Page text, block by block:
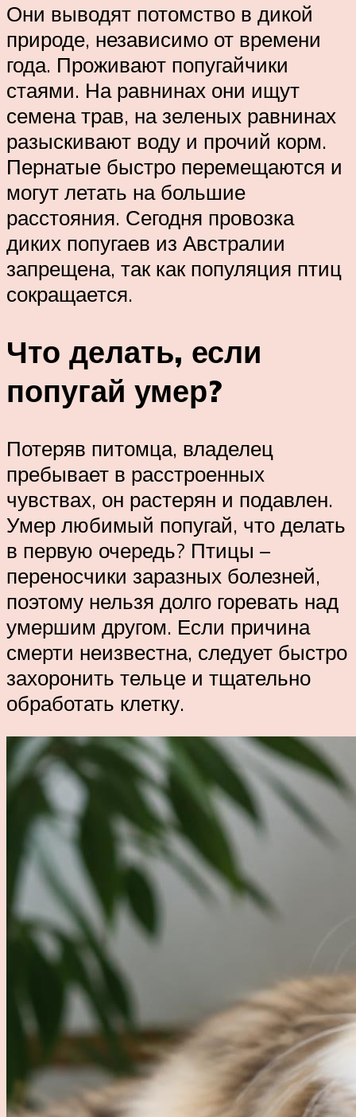
Они выводят потомство в дикой
природе, независимо от времени
года. Проживают попугайчики
стаями. На равнинах они ищут
семена трав, на зеленых равнинах
разыскивают воду и прочий корм.
Пернатые быстро перемещаются и
могут летать на большие
расстояния. Сегодня провозка
диких попугаев из Австралии
запрещена, так как популяция птиц
сокращается.
Что делать, если
попугай умер?
Потеряв питомца, владелец
пребывает в расстроенных
чувствах, он растерян и подавлен.
Умер любимый попугай, что делать
в первую очередь? Птицы –
переносчики заразных болезней,
поэтому нельзя долго горевать над
умершим другом. Если причина
смерти неизвестна, следует быстро
захоронить тельце и тщательно
обработать клетку.